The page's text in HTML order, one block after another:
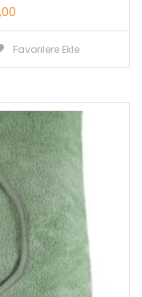
andaki
fiyat:
₺499,00.
Favorilere Ekle